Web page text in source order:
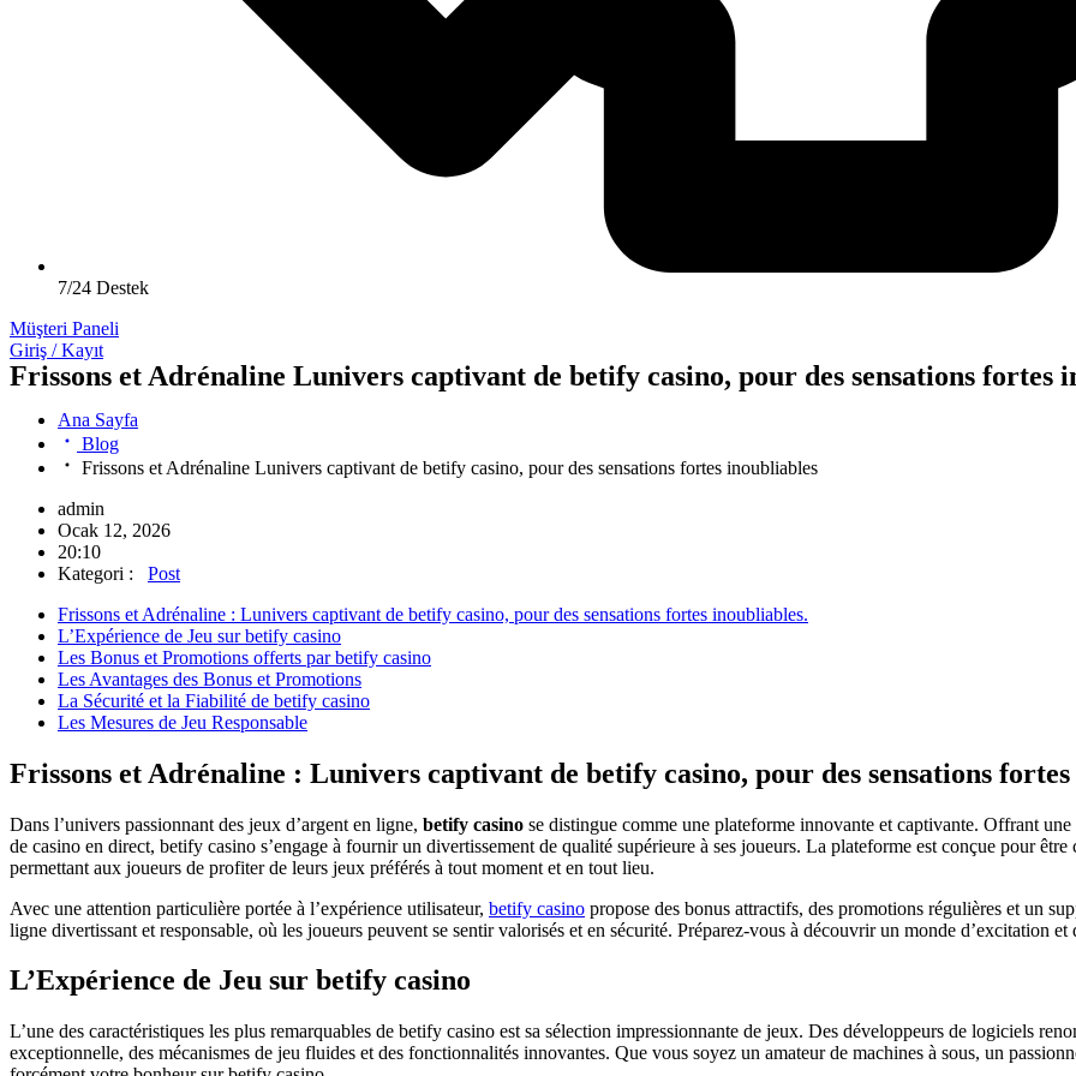
7/24 Destek
Müşteri Paneli
Giriş / Kayıt
Frissons et Adrénaline Lunivers captivant de betify casino, pour des sensations fortes
Ana Sayfa
Blog
Frissons et Adrénaline Lunivers captivant de betify casino, pour des sensations fortes inoubliables
admin
Ocak 12, 2026
20:10
Kategori :
Post
Frissons et Adrénaline : Lunivers captivant de betify casino, pour des sensations fortes inoubliables.
L’Expérience de Jeu sur betify casino
Les Bonus et Promotions offerts par betify casino
Les Avantages des Bonus et Promotions
La Sécurité et la Fiabilité de betify casino
Les Mesures de Jeu Responsable
Frissons et Adrénaline : Lunivers captivant de betify casino, pour des sensations
Dans l’univers passionnant des jeux d’argent en ligne, betify casino se distingue comme une plateforme innovante et captivante. Offrant
de casino en direct, betify casino s’engage à fournir un divertissement de qualité supérieure à ses joueurs. La plateforme est conçue pour
permettant aux joueurs de profiter de leurs jeux préférés à tout moment et en tout lieu.
Avec une attention particulière portée à l’expérience utilisateur, betify casino propose des bonus attractifs, des promotions régulières et un
ligne divertissant et responsable, où les joueurs peuvent se sentir valorisés et en sécurité. Préparez-vous à découvrir un monde d’excitation
L’Expérience de Jeu sur betify casino
L’une des caractéristiques les plus remarquables de betify casino est sa sélection impressionnante de jeux. Des développeurs de logiciels
exceptionnelle, des mécanismes de jeu fluides et des fonctionnalités innovantes. Que vous soyez un amateur de machines à sous, un